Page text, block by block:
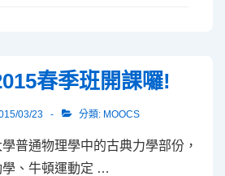
春季班開課囉!
03/23 分類: MOOCS
學普通物理學中的古典力學部份，
、牛頓運動定 …